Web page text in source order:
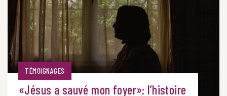
TÉMOIGNAGES
«Jésus a sauvé mon foyer»: l’histoire